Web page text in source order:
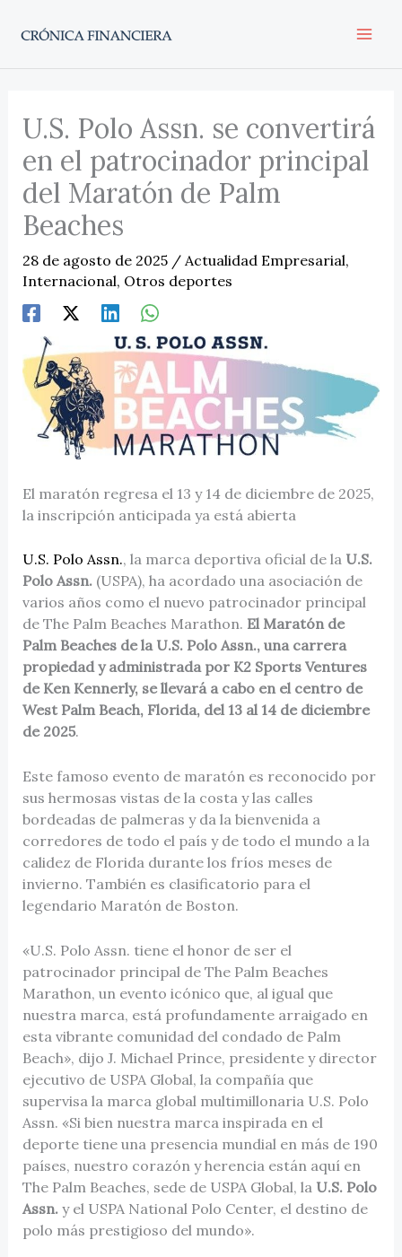
U.S. Polo Assn. se convertirá
en el patrocinador principal
del Maratón de Palm
Beaches
28 de agosto de 2025 / Actualidad Empresarial,
Internacional, Otros deportes
El maratón regresa el 13 y 14 de diciembre de 2025,
la inscripción anticipada ya está abierta
U.S. Polo Assn., la marca deportiva oficial de la U.S.
Polo Assn. (USPA), ha acordado una asociación de
varios años como el nuevo patrocinador principal
de The Palm Beaches Marathon. El Maratón de
Palm Beaches de la U.S. Polo Assn., una carrera
propiedad y administrada por K2 Sports Ventures
de Ken Kennerly, se llevará a cabo en el centro de
West Palm Beach, Florida, del 13 al 14 de diciembre
de 2025.
Este famoso evento de maratón es reconocido por
sus hermosas vistas de la costa y las calles
bordeadas de palmeras y da la bienvenida a
corredores de todo el país y de todo el mundo a la
calidez de Florida durante los fríos meses de
invierno. También es clasificatorio para el
legendario Maratón de Boston.
«U.S. Polo Assn. tiene el honor de ser el
patrocinador principal de The Palm Beaches
Marathon, un evento icónico que, al igual que
nuestra marca, está profundamente arraigado en
esta vibrante comunidad del condado de Palm
Beach», dijo J. Michael Prince, presidente y director
ejecutivo de USPA Global, la compañía que
supervisa la marca global multimillonaria U.S. Polo
Assn. «Si bien nuestra marca inspirada en el
deporte tiene una presencia mundial en más de 190
países, nuestro corazón y herencia están aquí en
The Palm Beaches, sede de USPA Global, la U.S. Polo
Assn. y el USPA National Polo Center, el destino de
polo más prestigioso del mundo».